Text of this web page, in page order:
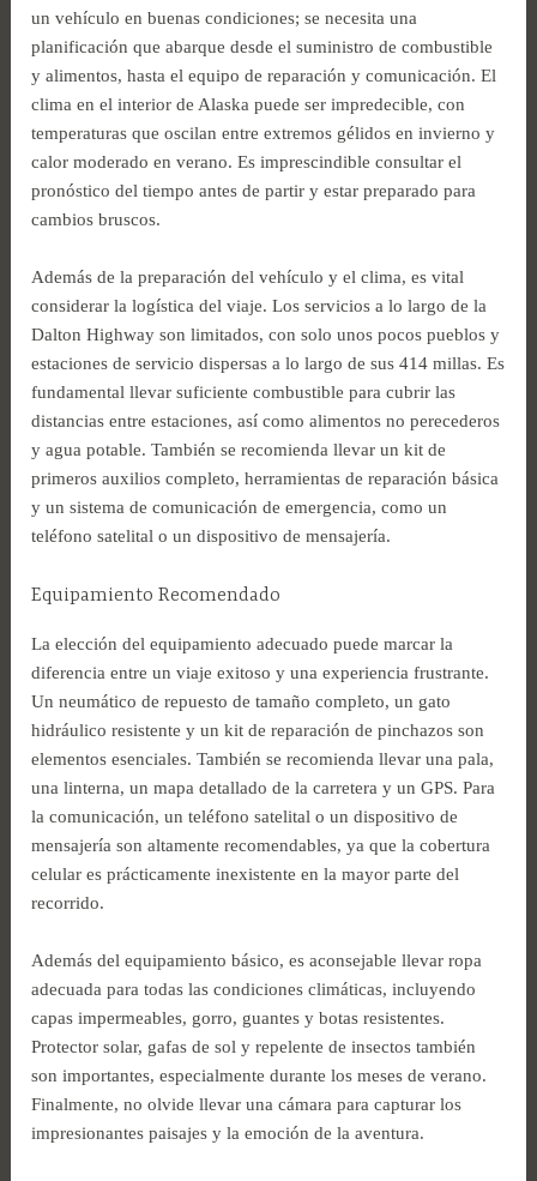
un vehículo en buenas condiciones; se necesita una
planificación que abarque desde el suministro de combustible
y alimentos, hasta el equipo de reparación y comunicación. El
clima en el interior de Alaska puede ser impredecible, con
temperaturas que oscilan entre extremos gélidos en invierno y
calor moderado en verano. Es imprescindible consultar el
pronóstico del tiempo antes de partir y estar preparado para
cambios bruscos.
Además de la preparación del vehículo y el clima, es vital
considerar la logística del viaje. Los servicios a lo largo de la
Dalton Highway son limitados, con solo unos pocos pueblos y
estaciones de servicio dispersas a lo largo de sus 414 millas. Es
fundamental llevar suficiente combustible para cubrir las
distancias entre estaciones, así como alimentos no perecederos
y agua potable. También se recomienda llevar un kit de
primeros auxilios completo, herramientas de reparación básica
y un sistema de comunicación de emergencia, como un
teléfono satelital o un dispositivo de mensajería.
Equipamiento Recomendado
La elección del equipamiento adecuado puede marcar la
diferencia entre un viaje exitoso y una experiencia frustrante.
Un neumático de repuesto de tamaño completo, un gato
hidráulico resistente y un kit de reparación de pinchazos son
elementos esenciales. También se recomienda llevar una pala,
una linterna, un mapa detallado de la carretera y un GPS. Para
la comunicación, un teléfono satelital o un dispositivo de
mensajería son altamente recomendables, ya que la cobertura
celular es prácticamente inexistente en la mayor parte del
recorrido.
Además del equipamiento básico, es aconsejable llevar ropa
adecuada para todas las condiciones climáticas, incluyendo
capas impermeables, gorro, guantes y botas resistentes.
Protector solar, gafas de sol y repelente de insectos también
son importantes, especialmente durante los meses de verano.
Finalmente, no olvide llevar una cámara para capturar los
impresionantes paisajes y la emoción de la aventura.